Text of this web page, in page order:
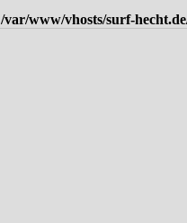
/var/www/vhosts/surf-